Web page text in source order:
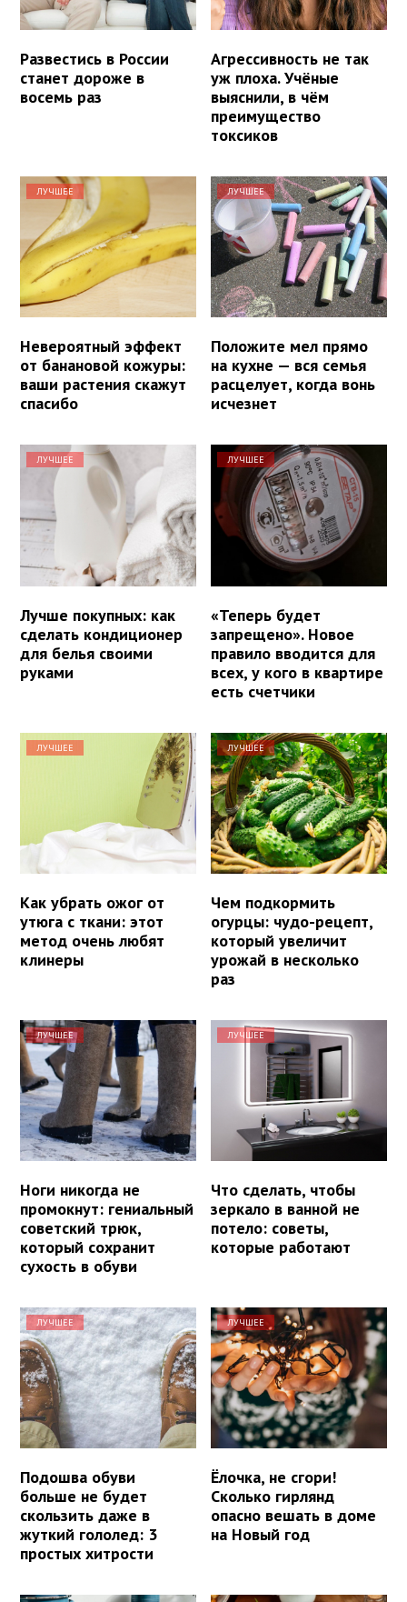
Развестись в России
станет дороже в
восемь раз
Агрессивность не так
уж плоха. Учёные
выяснили, в чём
преимущество
токсиков
ЛУЧШЕЕ
Невероятный эффект
от банановой кожуры:
ваши растения скажут
спасибо
ЛУЧШЕЕ
Положите мел прямо
на кухне — вся семья
расцелует, когда вонь
исчезнет
ЛУЧШЕЕ
Лучше покупных: как
сделать кондиционер
для белья своими
руками
ЛУЧШЕЕ
«Теперь будет
запрещено». Новое
правило вводится для
всех, у кого в квартире
есть счетчики
ЛУЧШЕЕ
Как убрать ожог от
утюга с ткани: этот
метод очень любят
клинеры
ЛУЧШЕЕ
Чем подкормить
огурцы: чудо-рецепт,
который увеличит
урожай в несколько
раз
ЛУЧШЕЕ
Ноги никогда не
промокнут: гениальный
советский трюк,
который сохранит
сухость в обуви
ЛУЧШЕЕ
Что сделать, чтобы
зеркало в ванной не
потело: советы,
которые работают
ЛУЧШЕЕ
Подошва обуви
больше не будет
скользить даже в
жуткий гололед: 3
простых хитрости
ЛУЧШЕЕ
Ёлочка, не сгори!
Сколько гирлянд
опасно вешать в доме
на Новый год